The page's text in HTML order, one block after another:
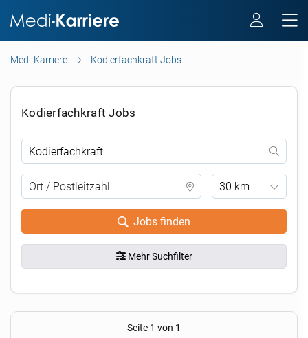
Medi-Karriere Kodierfachkraft Jobs
Kodierfachkraft Jobs
30 km
Jobs finden
Mehr Suchfilter
Seite 1 von 1